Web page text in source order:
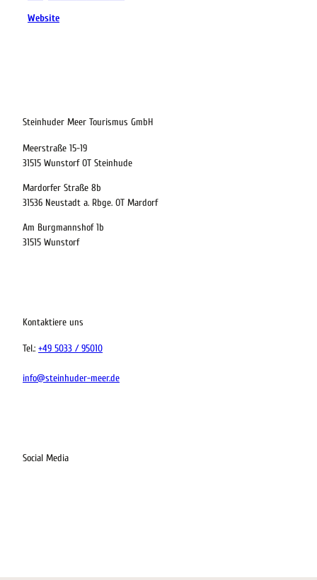
Kinder
buchen
Website
Steinhuder Meer Tourismus GmbH
Meerstraße 15-19
31515 Wunstorf OT Steinhude
Mardorfer Straße 8b
31536 Neustadt a. Rbge. OT Mardorf
Am Burgmannshof 1b
31515 Wunstorf
Kontaktiere uns
Tel.: +49 5033 / 95010
info@steinhuder-meer.de
Social Media